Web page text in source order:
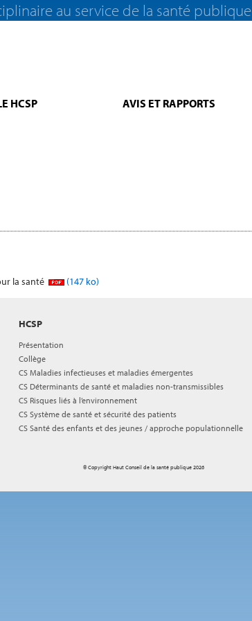
au service de la santé publique
HCSP AVIS ET RAPPORTS
la santé
(147 ko)
HCSP
Présentation
Collège
CS Maladies infectieuses et maladies émergentes
CS Déterminants de santé et maladies non-transmissibles
CS Risques liés à l’environnement
CS Système de santé et sécurité des patients
CS Santé des enfants et des jeunes / approche populationnelle
© Copyright Haut Conseil de la santé publique 2026